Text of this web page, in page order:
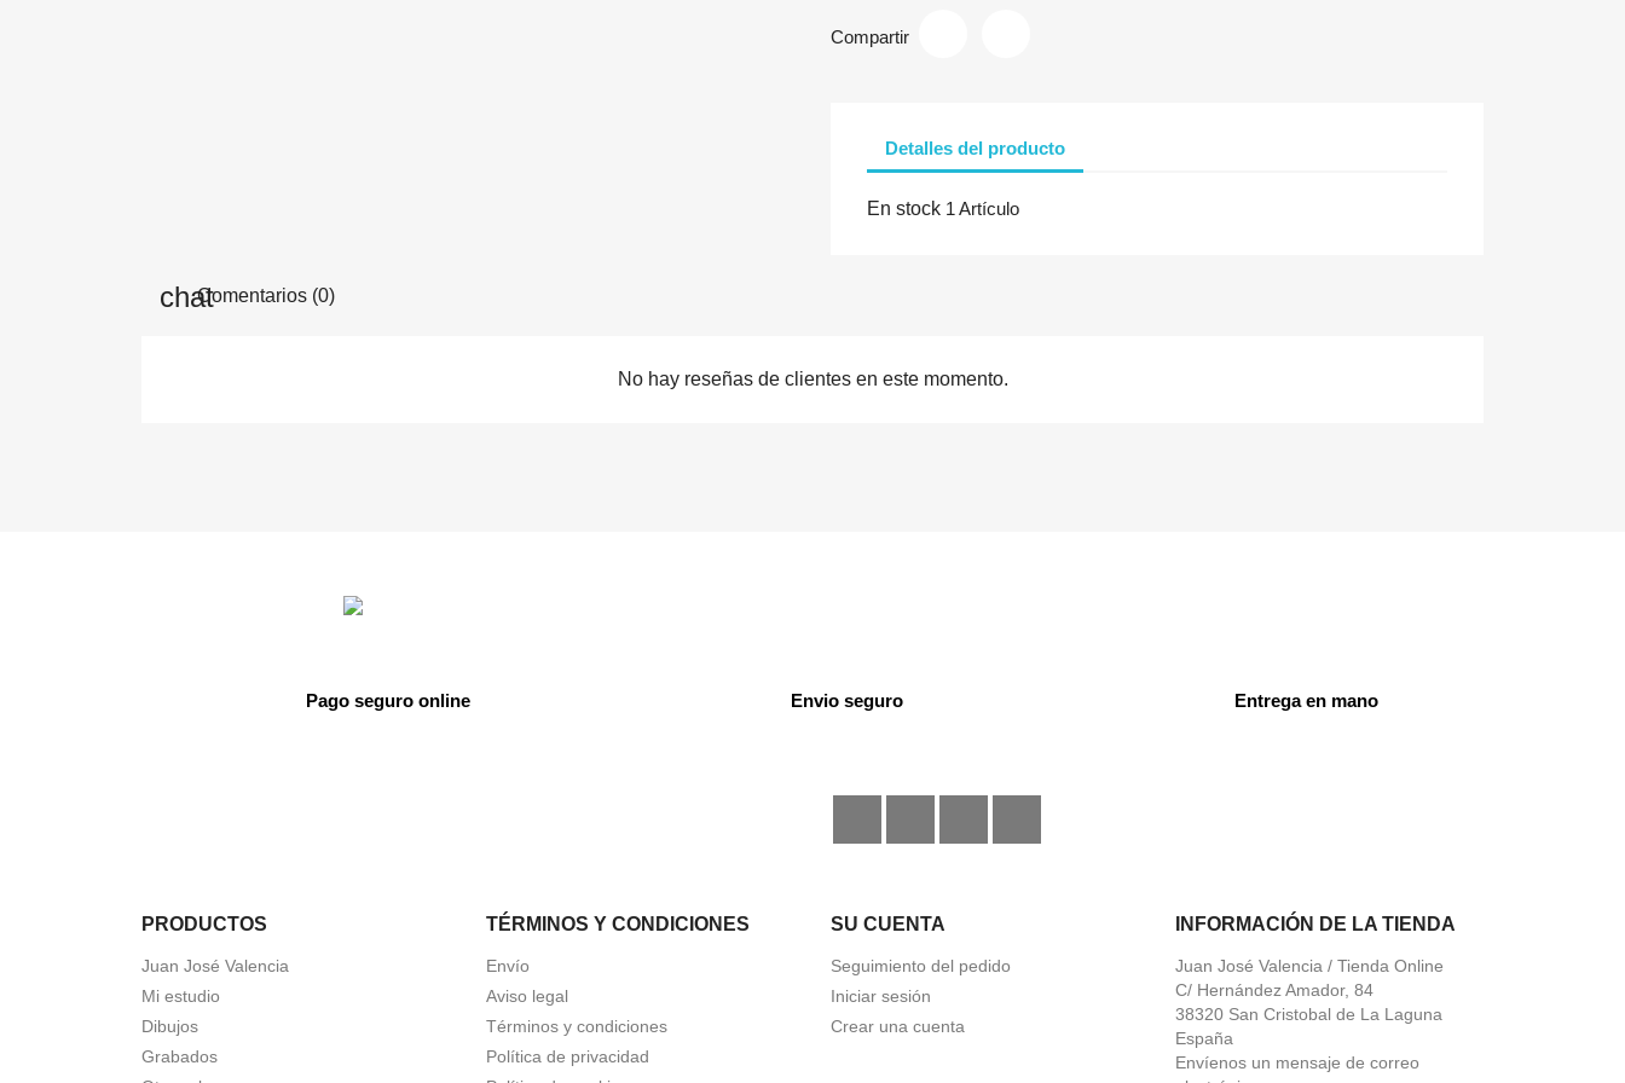
Compartir
Detalles del producto
En stock 1 Artículo
Comentarios (0)
No hay reseñas de clientes en este momento.
Pago seguro online Envio seguro Entrega en mano
PRODUCTOS
Juan José Valencia
Mi estudio
Dibujos
Grabados
TÉRMINOS Y CONDICIONES
Envío
Aviso legal
Términos y condiciones
Política de privacidad
SU CUENTA
Seguimiento del pedido
Iniciar sesión
Crear una cuenta
INFORMACIÓN DE LA TIENDA
Juan José Valencia / Tienda Online
C/ Hernández Amador, 84
38320 San Cristobal de La Laguna
España
Envíenos un mensaje de correo